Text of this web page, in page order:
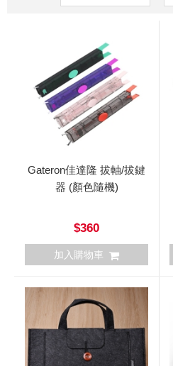
Gateron佳達隆 拔軸/拔鍵
器 (顏色隨機)
$360
加入購物車